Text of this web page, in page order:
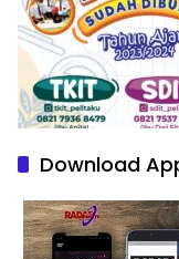
Download